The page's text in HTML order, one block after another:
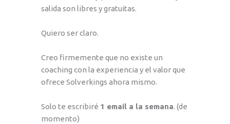
salida son libres y gratuitas.
Quiero ser claro.
Creo firmemente que no existe un
coaching con la experiencia y el valor que
ofrece Solverkings ahora mismo.
Solo te escribiré 1 email a la semana. (de
momento)